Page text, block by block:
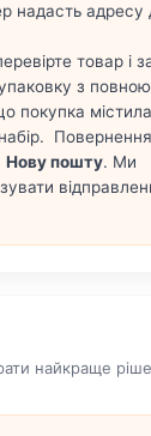
надасть адресу
товар і
з повною
покупка
Повернення
Нову пошту. Ми
найкраще